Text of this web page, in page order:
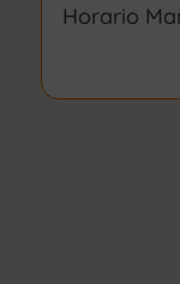
Horario